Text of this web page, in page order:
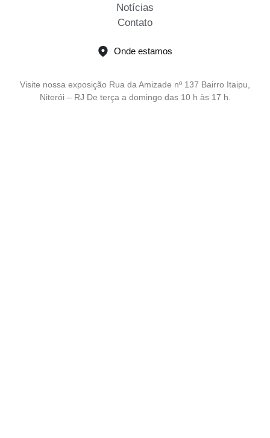
Notícias
Contato
Onde estamos
Visite nossa exposição Rua da Amizade nº 137 Bairro Itaipu,
Niterói – RJ De terça a domingo das 10 h às 17 h.